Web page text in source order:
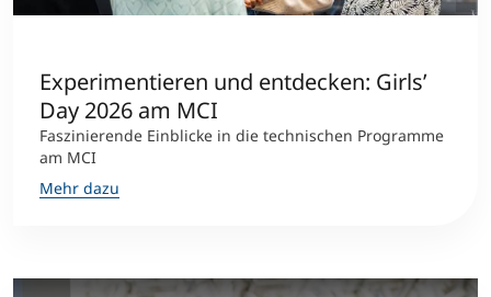
Executive Education Finder
Experimentieren und entdecken: Girls’
Day 2026 am MCI
Faszinierende Einblicke in die technischen Programme
am MCI
Mehr dazu